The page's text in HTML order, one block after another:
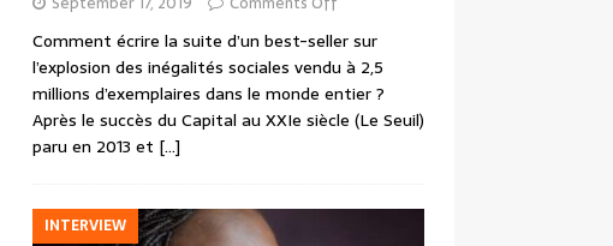
Comment écrire la suite d’un best-seller sur
l’explosion des inégalités sociales vendu à 2,5
millions d’exemplaires dans le monde entier ?
Après le succès du Capital au XXIe siècle (Le Seuil)
paru en 2013 et […]
INTERVIEW